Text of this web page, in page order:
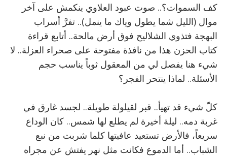
كف السموات؟.. صوت عبود العلاوي ينكمش على آخر
موال (الليل شما يطول وياك ما ينمل).. تفرَّ أسراب
البهجة فتذوي الشلاليح فوق أرض مالحة.. أتابع قراءة
كتاب الحزن هذا من نافذة مفتوحة على صحراء العزلة.. لا
شيء هنا يفصل لي من المعقول ثوباً يناسب حجم
الأسئلة.. لماذا ينتحر الفجر؟
كلّ شيء قد تهيأ.. قبر لقيلولة طويلة.. لجسد غارق في
غربة دمه.. ليلة أخيرة لم يطلع لها شمس.. كان الوداع
سريعاً، فالأرض تستعيد عافيتها كلما شربت من نبع
الشباب.. أما الدموع فكانت مثل نهر يفتش عن مجراه